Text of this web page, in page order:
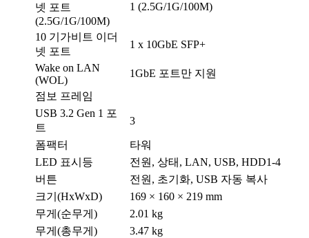
넷 포트
(2.5G/1G/100M)
1 (2.5G/1G/100M)
10 기가비트 이더
넷 포트
1 x 10GbE SFP+
Wake on LAN
(WOL)
1GbE 포트만 지원
점보 프레임
USB 3.2 Gen 1 포
트
3
폼팩터
타워
LED 표시등
전원, 상태, LAN, USB, HDD1-4
버튼
전원, 초기화, USB 자동 복사
크기(HxWxD)
169 × 160 × 219 mm
무게(순무게)
2.01 kg
무게(총무게)
3.47 kg